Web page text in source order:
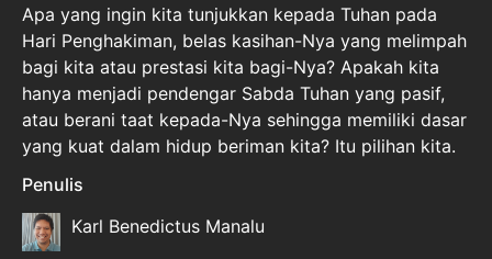
Apa yang ingin kita tunjukkan kepada Tuhan pada
Hari Penghakiman, belas kasihan-Nya yang melimpah
bagi kita atau prestasi kita bagi-Nya? Apakah kita
hanya menjadi pendengar Sabda Tuhan yang pasif,
atau berani taat kepada-Nya sehingga memiliki dasar
yang kuat dalam hidup beriman kita? Itu pilihan kita.
Penulis
Karl Benedictus Manalu